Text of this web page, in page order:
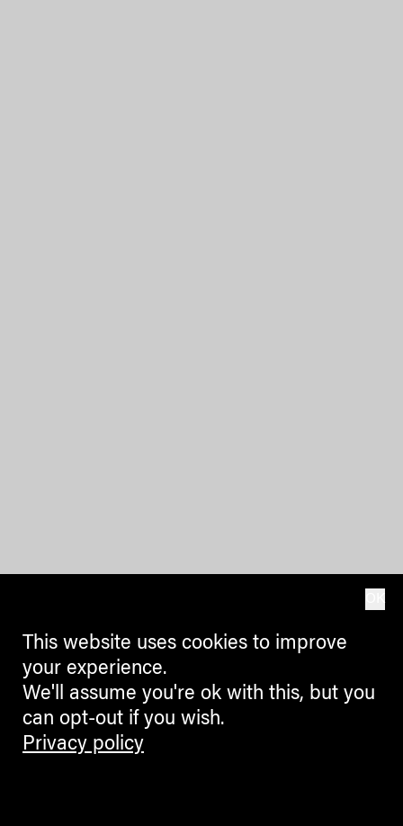
This website uses cookies to improve
your experience.
We'll assume you're ok with this, but you
can opt-out if you wish.
Privacy policy